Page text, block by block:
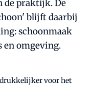
de praktijk. De
blijft daarbij
schoonmaak
en omgeving.
voor het